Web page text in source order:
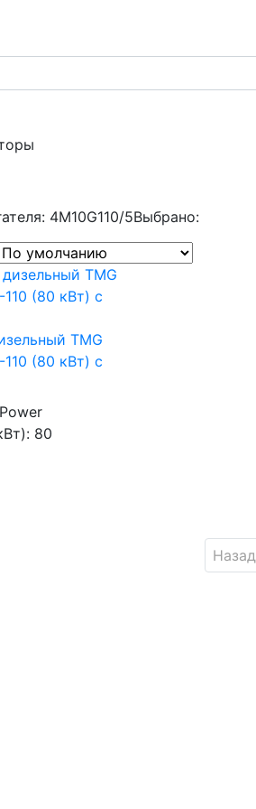
4M10G110/5Выбрано:
TMG
(80 кВт) с
80
Назад